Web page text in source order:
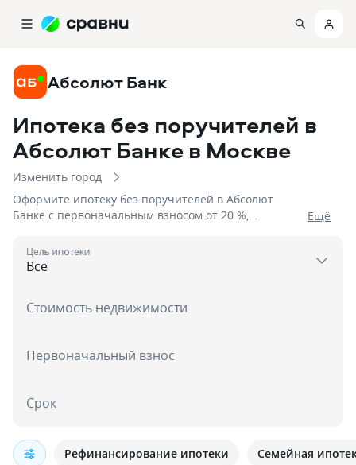
Абсолют Банк
Ипотека без поручителей в
Абсолют Банке в Москве
Изменить город
Оформите ипотеку без поручителей в Абсолют
Банке с первоначальным взносом от 20 %,
сумму до 50 000 000
Eщё
Цель ипотеки
Стоимость недвижимости
Первоначальный взнос
Срок
Рефинансирование ипотеки Семейная